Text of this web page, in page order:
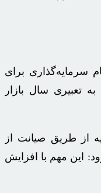
از آنجا که سال ۱۴۰۴ با نام سرمایه‌گذاری برای
تعبیری سال بازار
از طریق صیانت از
این مهم با افزایش